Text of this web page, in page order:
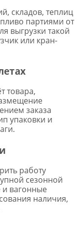
складов, теплиц
партиями от
выгрузки такой
или кран-
товара,
заказа
упаковки и
работу
сезонной
и вагонные
наличия,